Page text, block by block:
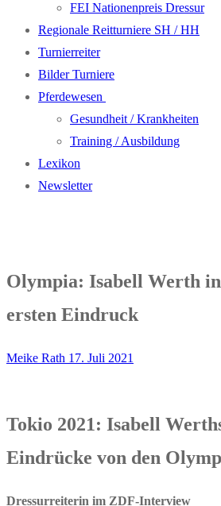
FEI Nationenpreis Dressur
Regionale Reitturniere SH / HH
Turnierreiter
Bilder Turniere
Pferdewesen
Gesundheit / Krankheiten
Training / Ausbildung
Lexikon
Newsletter
Olympia: Isabell Werth
ersten Eindruck
Meike Rath 17. Juli 2021
Tokio 2021: Isabell
Eindrücke von den
Dressurreiterin im ZDF-Interview